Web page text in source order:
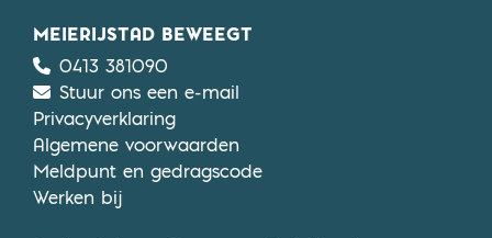
MEIERIJSTAD BEWEEGT
0413 381090
Stuur ons een e-mail
Privacyverklaring
Algemene voorwaarden
Meldpunt en gedragscode
Werken bij